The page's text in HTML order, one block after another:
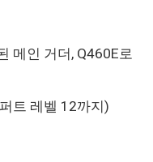
메인 거더, Q460E로
트 레벨 12까지)